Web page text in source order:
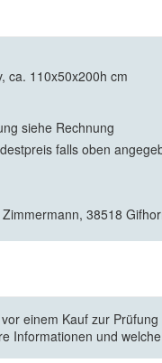
ca. 110x50x200h cm
siehe Rechnung
falls oben
38518
einem Kauf zur
Informationen und